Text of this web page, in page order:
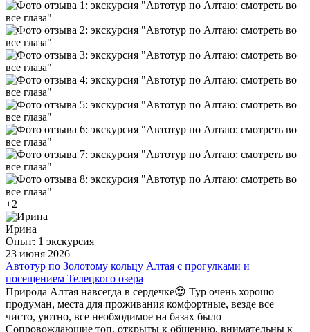
+2
Ирина
Опыт: 1 экскурсия
23 июня 2026
Автотур по Золотому кольцу Алтая с прогулками и
посещением Телецкого озера
Природа Алтая навсегда в сердечке😍 Тур очень хорошо
продуман, места для проживания комфортные, везде все
чисто, уютно, все необходимое на базах было
Сопровождающие топ, открыты к общению, внимательны к